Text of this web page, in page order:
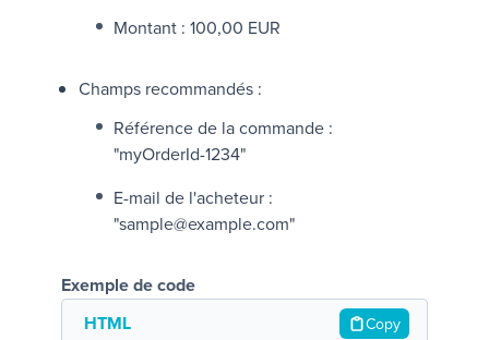
Montant : 100,00 EUR
Champs recommandés :
Référence de la commande :
"myOrderId-1234"
E-mail de l'acheteur :
"sample@example.com"
Exemple de code
HTML
Copy